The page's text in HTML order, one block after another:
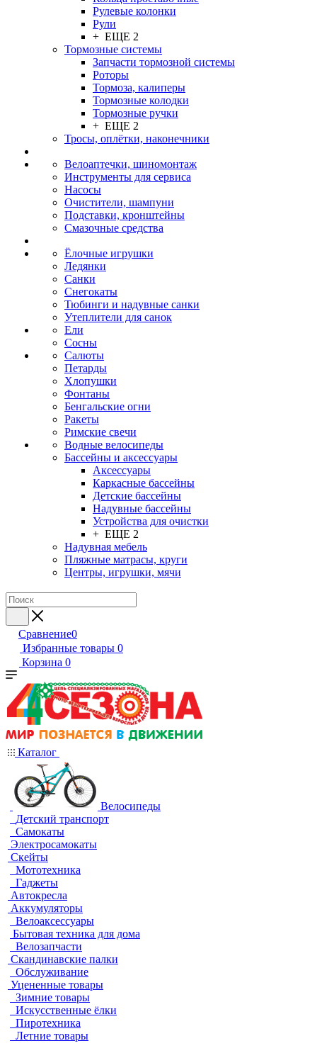
Рулевые колонки
Рули
+ ЕЩЕ 2
Тормозные системы
Запчасти тормозной системы
Роторы
Тормоза, калиперы
Тормозные колодки
Тормозные ручки
+ ЕЩЕ 2
Тросы, оплётки, наконечники
Велоаптечки, шиномонтаж
Инструменты для сервиса
Насосы
Очистители, шампуни
Подставки, кронштейны
Смазочные средства
Ёлочные игрушки
Ледянки
Санки
Снегокаты
Тюбинги и надувные санки
Утеплители для санок
Ели
Сосны
Салюты
Петарды
Хлопушки
Фонтаны
Бенгальские огни
Ракеты
Римские свечи
Водные велосипеды
Бассейны и аксессуары
Аксессуары
Каркасные бассейны
Детские бассейны
Надувные бассейны
Устройства для очистки
+ ЕЩЕ 2
Надувная мебель
Пляжные матрасы, круги
Центры, игрушки, мячи
Сравнение0
Избранные товары 0
Корзина 0
Каталог
Велосипеды
Детский транспорт
Самокаты
Электросамокаты
Скейты
Мототехника
Гаджеты
Автокресла
Аккумуляторы
Велоаксессуары
Бытовая техника для дома
Велозапчасти
Скандинавские палки
Обслуживание
Уцененные товары
Зимние товары
Искусственные ёлки
Пиротехника
Летние товары